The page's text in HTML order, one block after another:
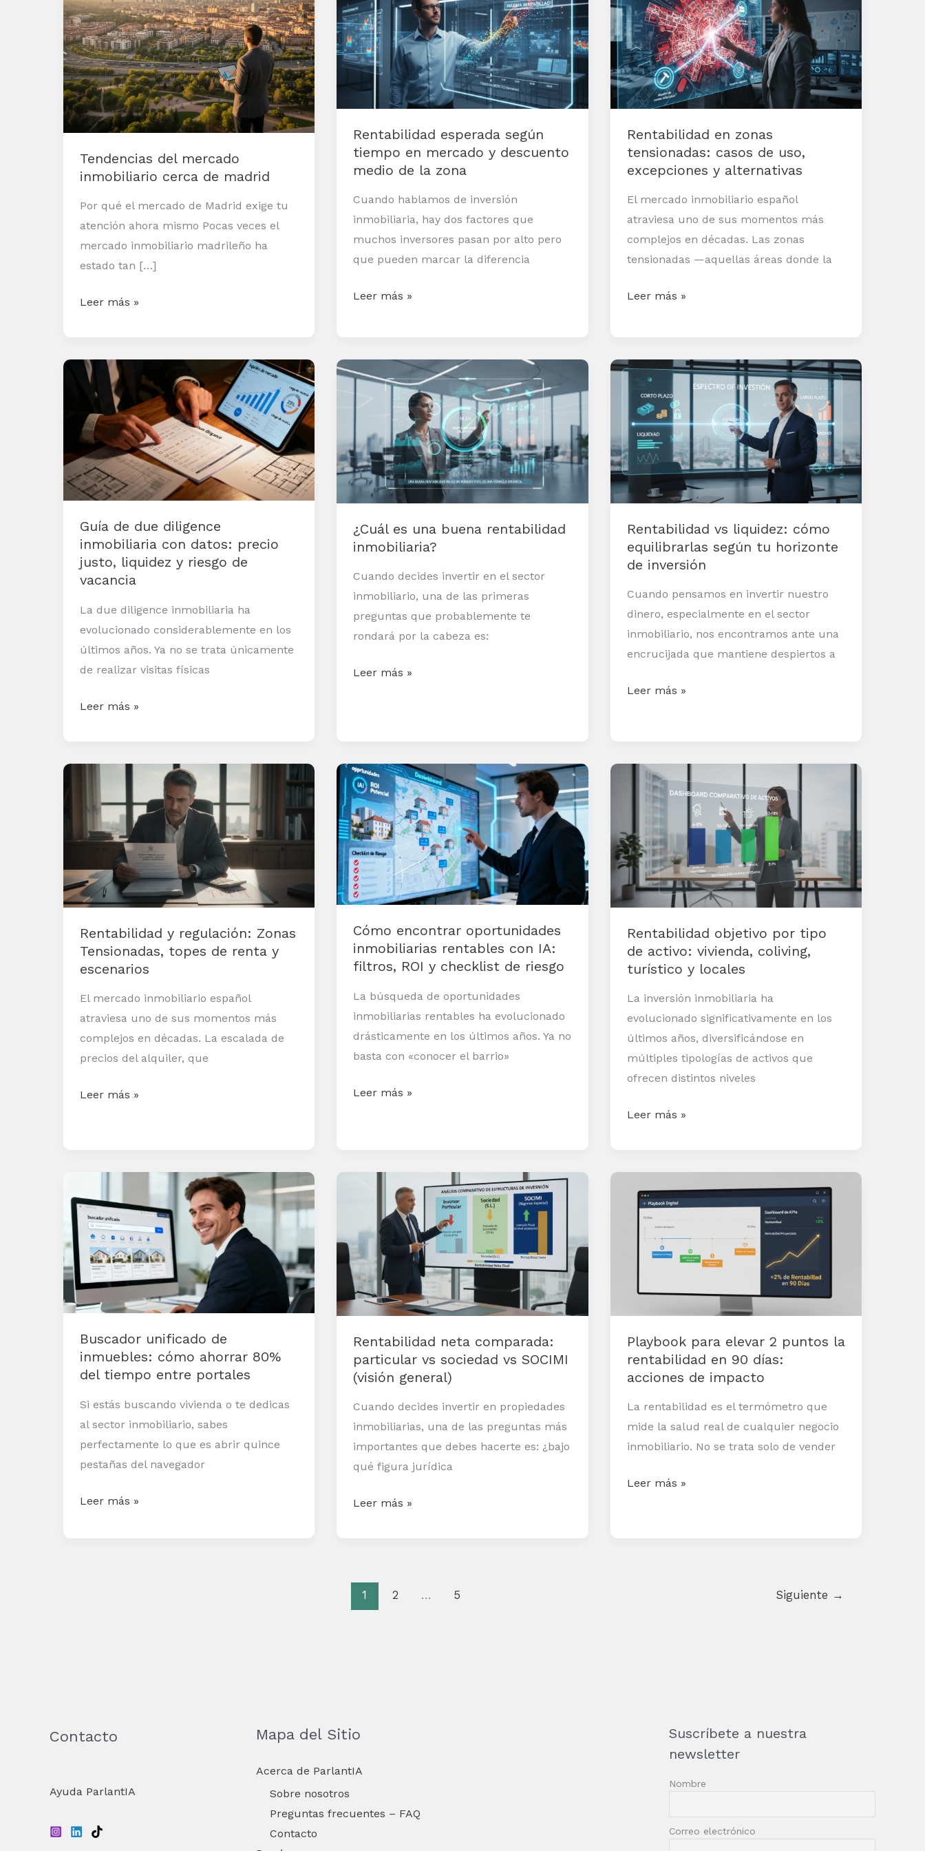
Tendencias del mercado
inmobiliario cerca de madrid
Por qué el mercado de Madrid exige tu
atención ahora mismo Pocas veces el
mercado inmobiliario madrileño ha
estado tan […]
mercado
inmobiliario
cerca
de
madrid
Leer más »
Rentabilidad esperada según
tiempo en mercado y descuento
medio de la zona
Cuando hablamos de inversión
inmobiliaria, hay dos factores que
muchos inversores pasan por alto pero
que pueden marcar la diferencia
según
tiempo
en
mercado
y
medio
de
la
zona
Leer más »
Rentabilidad en zonas
tensionadas: casos de uso,
excepciones y alternativas
El mercado inmobiliario español
atraviesa uno de sus momentos más
complejos en décadas. Las zonas
tensionadas —aquellas áreas donde la
zonas
tensionadas:
casos
de
uso,
y
alternativas
Leer más »
Guía de due diligence
inmobiliaria con datos: precio
justo, liquidez y riesgo de
vacancia
La due diligence inmobiliaria ha
evolucionado considerablemente en los
últimos años. Ya no se trata únicamente
de realizar visitas físicas
Guía
de
diligence
inmobiliaria
con
datos:
justo,
liquidez
y
riesgo
de
vacancia
Leer más »
¿Cuál es una buena rentabilidad
inmobiliaria?
Cuando decides invertir en el sector
inmobiliario, una de las primeras
preguntas que probablemente te
rondará por la cabeza es:
¿Cuál
rentabilidad
inmobiliaria?
Leer más »
Rentabilidad vs liquidez: cómo
equilibrarlas según tu horizonte
de inversión
Cuando pensamos en invertir nuestro
dinero, especialmente en el sector
inmobiliario, nos encontramos ante una
encrucijada que mantiene despiertos a
Rentabilidad
liquidez:
cómo
equilibrarlas
según
tu
de
inversión
Leer más »
Rentabilidad y regulación: Zonas
Tensionadas, topes de renta y
escenarios
El mercado inmobiliario español
atraviesa uno de sus momentos más
complejos en décadas. La escalada de
precios del alquiler, que
regulación:
Zonas
Tensionadas,
topes
de
y
escenarios
Leer más »
Cómo encontrar oportunidades
inmobiliarias rentables con IA:
filtros, ROI y checklist de riesgo
La búsqueda de oportunidades
inmobiliarias rentables ha evolucionado
drásticamente en los últimos años. Ya no
basta con «conocer el barrio»
Cómo
encontrar
oportunidades
inmobiliarias
rentables
con
IA:
ROI
y
checklist
de
riesgo
Leer más »
Rentabilidad objetivo por tipo
de activo: vivienda, coliving,
turístico y locales
La inversión inmobiliaria ha
evolucionado significativamente en los
últimos años, diversificándose en
múltiples tipologías de activos que
ofrecen distintos niveles
Rentabilidad
objetivo
tipo
de
activo:
vivienda,
turístico
y
locales
Leer más »
Buscador unificado de
inmuebles: cómo ahorrar 80%
del tiempo entre portales
Si estás buscando vivienda o te dedicas
al sector inmobiliario, sabes
perfectamente lo que es abrir quince
pestañas del navegador
unificado
de
inmuebles:
cómo
ahorrar
80%
tiempo
entre
portales
Leer más »
Rentabilidad neta comparada:
particular vs sociedad vs SOCIMI
(visión general)
Cuando decides invertir en propiedades
inmobiliarias, una de las preguntas más
importantes que debes hacerte es: ¿bajo
qué figura jurídica
comparada:
particular
vs
sociedad
vs
(visión
general)
Leer más »
Playbook para elevar 2 puntos la
rentabilidad en 90 días:
acciones de impacto
La rentabilidad es el termómetro que
mide la salud real de cualquier negocio
inmobiliario. No se trata solo de vender
para
elevar
puntos
90
días:
acciones
de
impacto
Leer más »
1 2 … 5 Siguiente →
Contacto
Ayuda ParlantIA
Mapa del Sitio
Acerca de ParlantIA
Sobre nosotros
Preguntas frecuentes – FAQ
Contacto
Suscríbete a nuestra
newsletter
Nombre
Correo electrónico